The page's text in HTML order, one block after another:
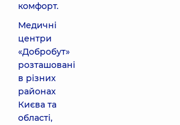
комфорт.
Медичні
центри
«Добробут»
розташовані
в різних
районах
Києва та
області,